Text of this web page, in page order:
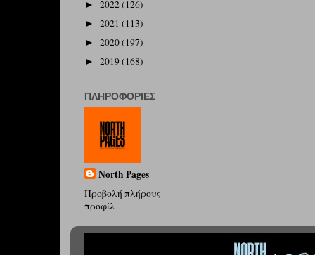
► 2022(126)
► 2021 (113)
► 2020(197)
► 2019(168)
ΠΛΗΡΟΦΟΡΊΕΣ
North Pages
Προβολή πλήρους
προφίλ